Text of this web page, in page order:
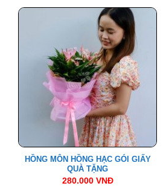
HỒNG MÔN HỒNG HẠC GÓI GIẤY
QUÀ TẶNG
280.000 VNĐ